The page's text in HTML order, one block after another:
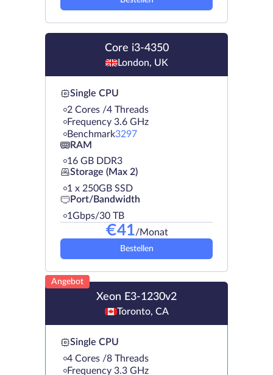
Core i3-4350
London, UK
Single CPU
2 Cores /4 Threads
Frequency 3.6 GHz
Benchmark3297
RAM
16 GB DDR3
Storage (Max 2)
1 х 250GB SSD
Port/Bandwidth
1Gbps/30 TB
€41/Monat
Bestellen
Angebot
Xeon E3-1230v2
Toronto, CA
Single CPU
4 Cores /8 Threads
Frequency 3.3 GHz